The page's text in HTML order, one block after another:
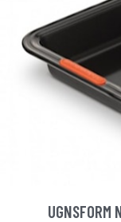
UGNSFORM